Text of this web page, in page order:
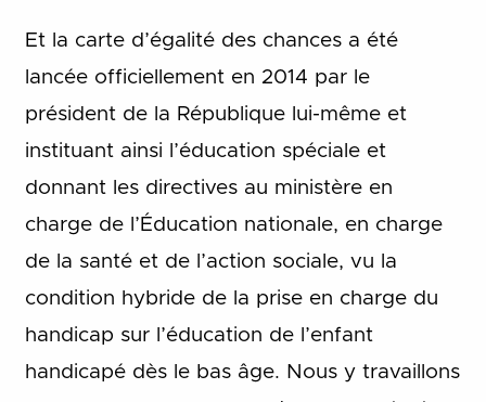
Et la carte d’égalité des chances a été
lancée officiellement en 2014 par le
président de la République lui-même et
instituant ainsi l’éducation spéciale et
donnant les directives au ministère en
charge de l’Éducation nationale, en charge
de la santé et de l’action sociale, vu la
condition hybride de la prise en charge du
handicap sur l’éducation de l’enfant
handicapé dès le bas âge. Nous y travaillons